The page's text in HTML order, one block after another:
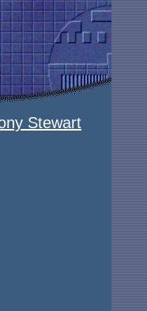
Stewart